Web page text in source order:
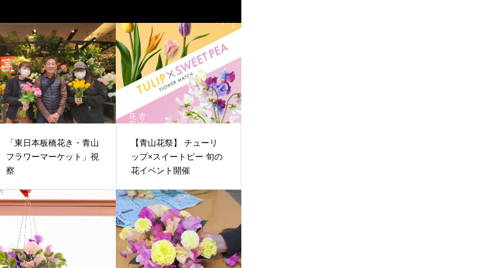
「東日本板橋花き・青山
フラワーマーケット」視
察
【青山花祭】 チューリ
ップ×スイートピー 旬の
花イベント開催